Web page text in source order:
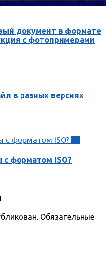
документ в формате
с фотопримерами
в разных версиях
с форматом ISO?
Обязательные